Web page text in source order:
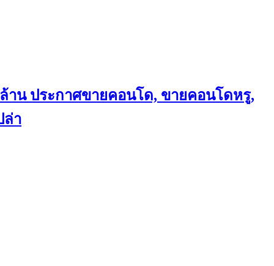
าน ประกาศขายคอนโด, ขายคอนโดหรู,
ล่า